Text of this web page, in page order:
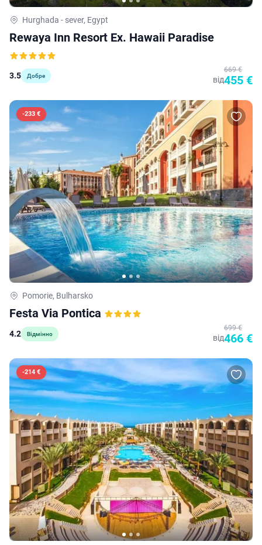
Hurghada - sever, Egypt
Rewaya Inn Resort Ex. Hawaii Paradise
3.5 Добре від
669 €
455 €
-233 €
Pomorie, Bulharsko
Festa Via Pontica
4.2 Відмінно від
699 €
466 €
-214 €